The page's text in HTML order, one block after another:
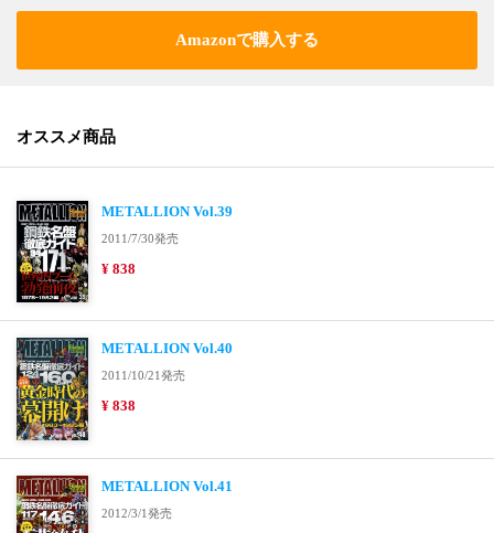
Amazonで購入する
オススメ商品
METALLION Vol.39
2011/7/30発売
¥ 838
METALLION Vol.40
2011/10/21発売
¥ 838
METALLION Vol.41
2012/3/1発売